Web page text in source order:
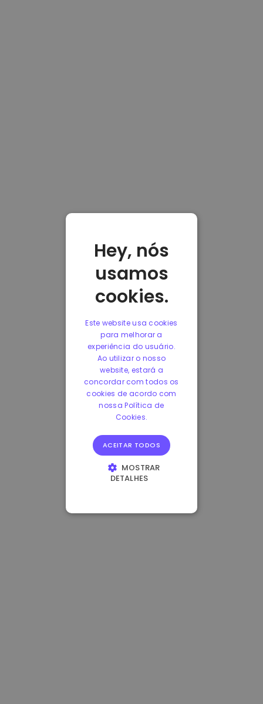
Hey, nós
usamos
cookies.
Este website usa cookies
para melhorar a
experiência do usuário.
Ao utilizar o nosso
website, estará a
concordar com todos os
cookies de acordo com
nossa Política de
Cookies.
ACEITAR TODOS
MOSTRAR
DETALHES